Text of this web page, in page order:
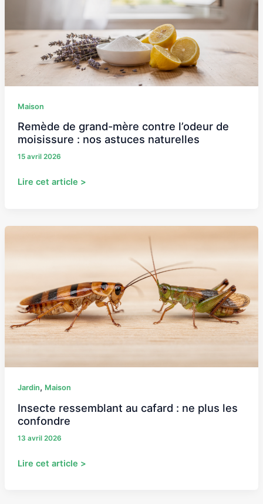
Maison
Remède de grand-mère contre l’odeur de
moisissure : nos astuces naturelles
15 avril 2026
de
moisissure
:
nos
naturelles
Lire cet article >
Jardin, Maison
Insecte ressemblant au cafard : ne plus les
confondre
13 avril 2026
ne
plus
les
confondre
Lire cet article >